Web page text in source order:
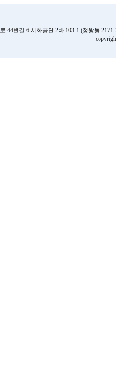
44번길 6 시화공단 2바 103-1 (정왕동